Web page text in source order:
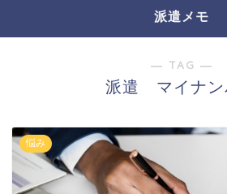
派遣メモ
― TAG ―
派遣 マイナン
悩み